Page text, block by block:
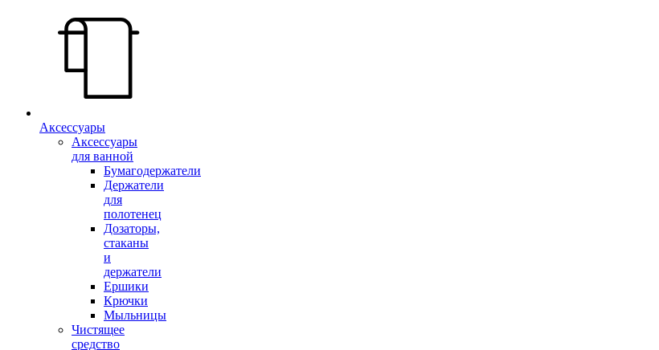
Аксессуары
Аксессуары
для ванной
Бумагодержатели
Держатели
для
полотенец
Дозаторы,
стаканы
и
держатели
Ершики
Крючки
Мыльницы
Чистящее
средство